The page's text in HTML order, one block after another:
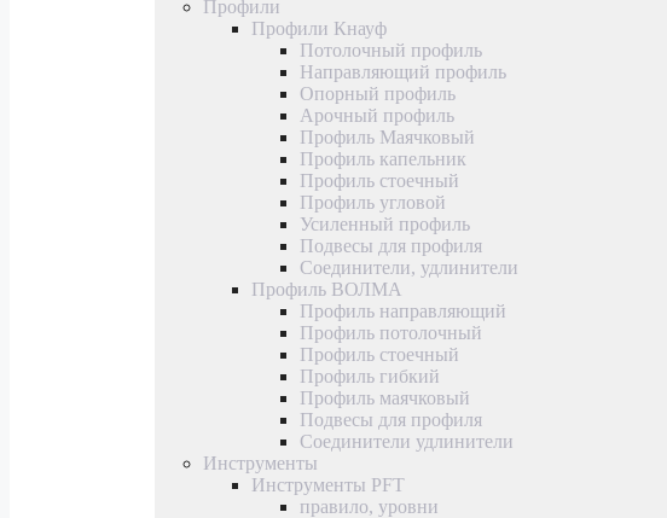
Профили
Профили Кнауф
Потолочный профиль
Направляющий профиль
Опорный профиль
Арочный профиль
Профиль Маячковый
Профиль капельник
Профиль стоечный
Профиль угловой
Усиленный профиль
Подвесы для профиля
Соединители, удлинители
Профиль ВОЛМА
Профиль направляющий
Профиль потолочный
Профиль стоечный
Профиль гибкий
Профиль маячковый
Подвесы для профиля
Соединители удлинители
Инструменты
Инструменты PFT
правило, уровни